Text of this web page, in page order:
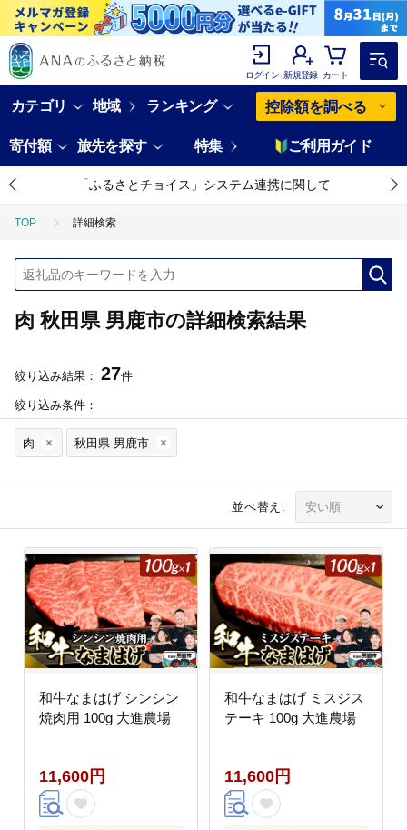
ログイン 新規登録 カート
カテゴリ 地域 ランキング 控除額を調べる
寄付額 旅先を探す 特集 ご利用ガイド
「ふるさとチョイス」システム連携に関して
TOP 詳細検索
肉 秋田県 男鹿市の詳細検索結果
絞り込み結果： 27件
絞り込み条件：
肉 秋田県 男鹿市
並べ替え:
和牛なまはげ シンシン
焼肉用 100g 大進農場
11,600円
和牛なまはげ ミスジス
テーキ 100g 大進農場
11,600円